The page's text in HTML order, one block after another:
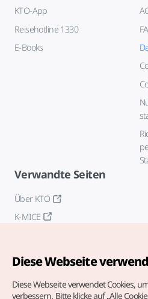
KTO-App
Reisehotline 1330
E-Books
Verwandte Seiten
Über KTO
K-MICE
Diese Webseite
Diese Webseite verwendet Cookies,
verbessern. Bitte klicke auf „Alle